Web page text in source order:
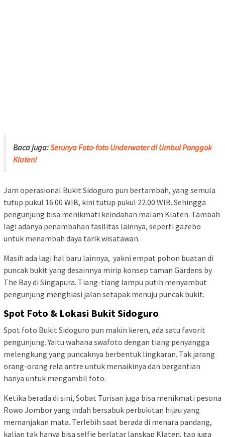
Baca juga:Serunya Foto-foto Underwater di Umbul Ponggok
Klaten!
Jam operasional Bukit Sidoguro pun bertambah, yang semula
tutup pukul 16.00 WIB, kini tutup pukul 22.00 WIB. Sehingga
pengunjung bisa menikmati keindahan malam Klaten. Tambah
lagi adanya penambahan fasilitas lainnya, seperti gazebo
untuk menambah daya tarik wisatawan.
Masih ada lagi hal baru lainnya, yakni empat pohon buatan di
puncak bukit yang desainnya mirip konsep taman Gardens by
The Bay di Singapura. Tiang-tiang lampu putih menyambut
pengunjung menghiasi jalan setapak menuju puncak bukit.
Spot Foto & Lokasi Bukit Sidoguro
Spot foto Bukit Sidoguro pun makin keren, ada satu favorit
pengunjung. Yaitu wahana swafoto dengan tiang penyangga
melengkung yang puncaknya berbentuk lingkaran. Tak jarang
orang-orang rela antre untuk menaikinya dan bergantian
hanya untuk mengambil foto.
Ketika berada di sini, Sobat Turisan juga bisa menikmati pesona
Rowo Jombor yang indah bersabuk perbukitan hijau yang
memanjakan mata. Terlebih saat berada di menara pandang,
kalian tak hanya bisa selfie berlatar lanskap Klaten, tap juga